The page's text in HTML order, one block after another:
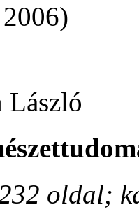
László
oldal;